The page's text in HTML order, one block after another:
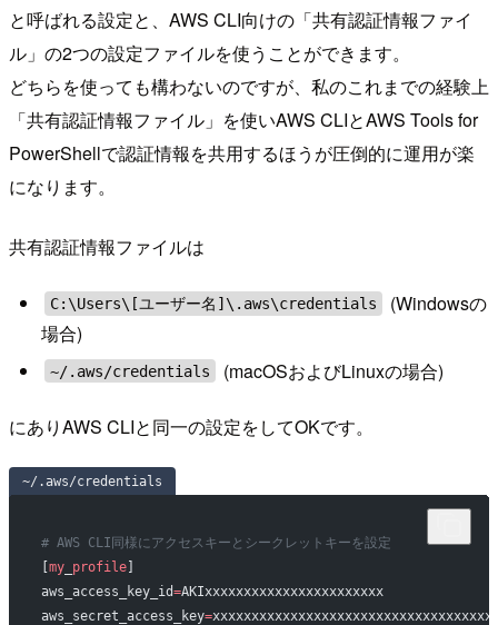
と呼ばれる設定と、AWS CLI向けの「共有認証情報ファイ
ル」の2つの設定ファイルを使うことができます。
どちらを使っても構わないのですが、私のこれまでの経験上
「共有認証情報ファイル」を使いAWS CLIとAWS Tools for
PowerShellで認証情報を共用するほうが圧倒的に運用が楽
になります。
共有認証情報ファイルは
C:\Users\[ユーザー名]\.aws\credentials
(Windowsの
場合)
~/.aws/credentials (macOSおよびLinuxの場合)
にありAWS CLIと同一の設定をしてOKです。
~/.aws/credentials
# AWS CLI同様にアクセスキーとシークレットキーを設定
[my_ profile]
aws_access_key_id=AKIxxxxxxxxxxxxxxxxxxxxxxx
aws_secret_access_key=